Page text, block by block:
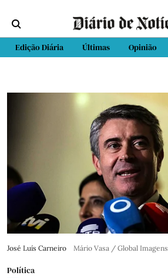
Edição Diária Últimas Opinião
José Luís Carneiro Mário Vasa / Global Imagens
Política